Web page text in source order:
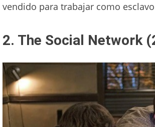
vendido para trabajar como
2. The Social Network